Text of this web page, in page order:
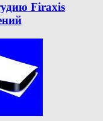
Firaxis